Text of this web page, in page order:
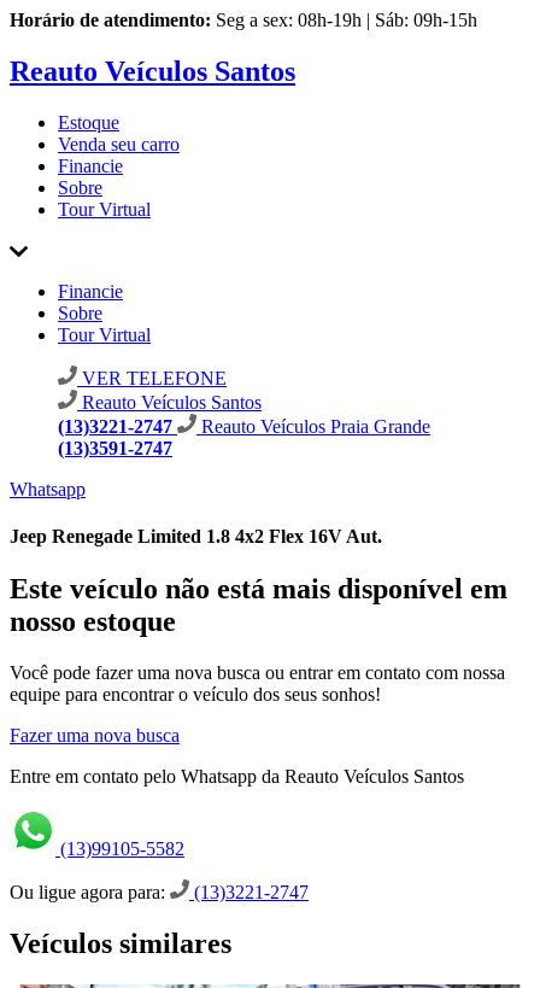
Horário de atendimento: Seg a sex: 08h-19h | Sáb: 09h-15h
Reauto Veículos Santos
Estoque
Venda seu carro
Financie
Sobre
Tour Virtual
Financie
Sobre
Tour Virtual
VER TELEFONE
Reauto Veículos Santos
(13)3221-2747
Reauto Veículos Praia Grande
(13)3591-2747
Whatsapp
Jeep Renegade Limited 1.8 4x2 Flex 16V Aut.
Este veículo não está mais disponível em
nosso estoque
Você pode fazer uma nova busca ou entrar em contato com nossa
equipe para encontrar o veículo dos seus sonhos!
Fazer uma nova busca
Entre em contato pelo Whatsapp da Reauto Veículos Santos
(13)99105-5582
Ou ligue agora para: (13)3221-2747
Veículos similares